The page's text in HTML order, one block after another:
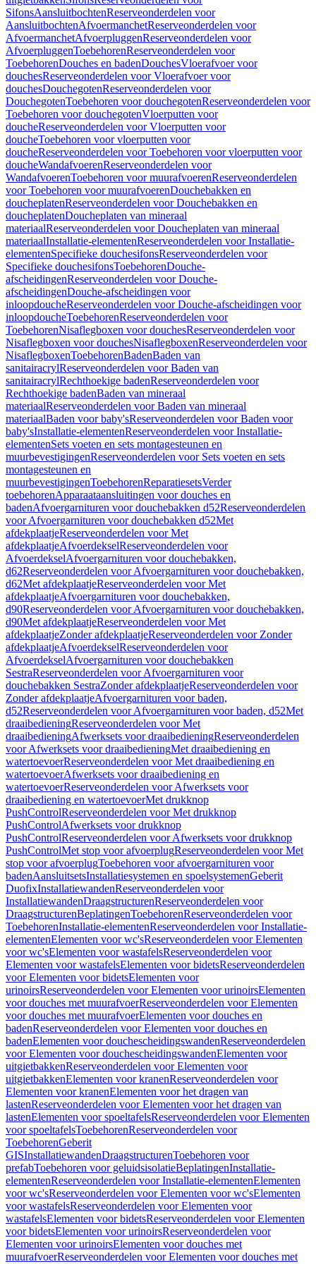
SifonsAansluitbochtenReserveonderdelen voor
AansluitbochtenAfvoermanchetReserveonderdelen voor
AfvoermanchetAfvoerpluggenReserveonderdelen voor
AfvoerpluggenToebehorenReserveonderdelen voor
ToebehorenDouches en badenDouchesVloerafvoer voor
douchesReserveonderdelen voor Vloerafvoer voor
douchesDouchegotenReserveonderdelen voor
DouchegotenToebehoren voor douchegotenReserveonderdelen voor
Toebehoren voor douchegotenVloerputten voor
doucheReserveonderdelen voor Vloerputten voor
doucheToebehoren voor vloerputten voor
doucheReserveonderdelen voor Toebehoren voor vloerputten voor
doucheWandafvoerenReserveonderdelen voor
WandafvoerenToebehoren voor muurafvoerenReserveonderdelen
voor Toebehoren voor muurafvoerenDouchebakken en
doucheplatenReserveonderdelen voor Douchebakken en
doucheplatenDoucheplaten van mineraal
materiaalReserveonderdelen voor Doucheplaten van mineraal
materiaalInstallatie-elementenReserveonderdelen voor Installatie-
elementenSpecifieke douchesifonsReserveonderdelen voor
Specifieke douchesifonsToebehorenDouche-
afscheidingenReserveonderdelen voor Douche-
afscheidingenDouche-afscheidingen voor
inloopdoucheReserveonderdelen voor Douche-afscheidingen voor
inloopdoucheToebehorenReserveonderdelen voor
ToebehorenNisaflegboxen voor douchesReserveonderdelen voor
Nisaflegboxen voor douchesNisaflegboxenReserveonderdelen voor
NisaflegboxenToebehorenBadenBaden van
sanitairacrylReserveonderdelen voor Baden van
sanitairacrylRechthoekige badenReserveonderdelen voor
Rechthoekige badenBaden van mineraal
materiaalReserveonderdelen voor Baden van mineraal
materiaalBaden voor baby'sReserveonderdelen voor Baden voor
baby'sInstallatie-elementenReserveonderdelen voor Installatie-
elementenSets voeten en sets montagesteunen en
muurbevestigingenReserveonderdelen voor Sets voeten en sets
montagesteunen en
muurbevestigingenToebehorenReparatiesetsVerder
toebehorenApparaataansluitingen voor douches en
badenAfvoergarnituren voor douchebakken d52Reserveonderdelen
voor Afvoergarnituren voor douchebakken d52Met
afdekplaatjeReserveonderdelen voor Met
afdekplaatjeAfvoerdekselReserveonderdelen voor
AfvoerdekselAfvoergarnituren voor douchebakken,
d62Reserveonderdelen voor Afvoergarnituren voor douchebakken,
d62Met afdekplaatjeReserveonderdelen voor Met
afdekplaatjeAfvoergarnituren voor douchebakken,
d90Reserveonderdelen voor Afvoergarnituren voor douchebakken,
d90Met afdekplaatjeReserveonderdelen voor Met
afdekplaatjeZonder afdekplaatjeReserveonderdelen voor Zonder
afdekplaatjeAfvoerdekselReserveonderdelen voor
AfvoerdekselAfvoergarnituren voor douchebakken
SestraReserveonderdelen voor Afvoergarnituren voor
douchebakken SestraZonder afdekplaatjeReserveonderdelen voor
Zonder afdekplaatjeAfvoergarnituren voor baden,
d52Reserveonderdelen voor Afvoergarnituren voor baden, d52Met
draaibedieningReserveonderdelen voor Met
draaibedieningAfwerksets voor draaibedieningReserveonderdelen
voor Afwerksets voor draaibedieningMet draaibediening en
watertoevoerReserveonderdelen voor Met draaibediening en
watertoevoerAfwerksets voor draaibediening en
watertoevoerReserveonderdelen voor Afwerksets voor
draaibediening en watertoevoerMet drukknop
PushControlReserveonderdelen voor Met drukknop
PushControlAfwerksets voor drukknop
PushControlReserveonderdelen voor Afwerksets voor drukknop
PushControlMet stop voor afvoerplugReserveonderdelen voor Met
stop voor afvoerplugToebehoren voor afvoergarnituren voor
badenAansluitsetsInstallatiesystemen en spoelsystemenGeberit
DuofixInstallatiewandenReserveonderdelen voor
InstallatiewandenDraagstructurenReserveonderdelen voor
DraagstructurenBeplatingenToebehorenReserveonderdelen voor
ToebehorenInstallatie-elementenReserveonderdelen voor Installatie-
elementenElementen voor wc'sReserveonderdelen voor Elementen
voor wc'sElementen voor wastafelsReserveonderdelen voor
Elementen voor wastafelsElementen voor bidetsReserveonderdelen
voor Elementen voor bidetsElementen voor
urinoirsReserveonderdelen voor Elementen voor urinoirsElementen
voor douches met muurafvoerReserveonderdelen voor Elementen
voor douches met muurafvoerElementen voor douches en
badenReserveonderdelen voor Elementen voor douches en
badenElementen voor douchescheidingswandenReserveonderdelen
voor Elementen voor douchescheidingswandenElementen voor
uitgietbakkenReserveonderdelen voor Elementen voor
uitgietbakkenElementen voor kranenReserveonderdelen voor
Elementen voor kranenElementen voor het dragen van
lastenReserveonderdelen voor Elementen voor het dragen van
lastenElementen voor spoeltafelsReserveonderdelen voor Elementen
voor spoeltafelsToebehorenReserveonderdelen voor
ToebehorenGeberit
GISInstallatiewandenDraagstructurenToebehoren voor
prefabToebehoren voor geluidsisolatieBeplatingenInstallatie-
elementenReserveonderdelen voor Installatie-elementenElementen
voor wc'sReserveonderdelen voor Elementen voor wc'sElementen
voor wastafelsReserveonderdelen voor Elementen voor
wastafelsElementen voor bidetsReserveonderdelen voor Elementen
voor bidetsElementen voor urinoirsReserveonderdelen voor
Elementen voor urinoirsElementen voor douches met
muurafvoerReserveonderdelen voor Elementen voor douches met